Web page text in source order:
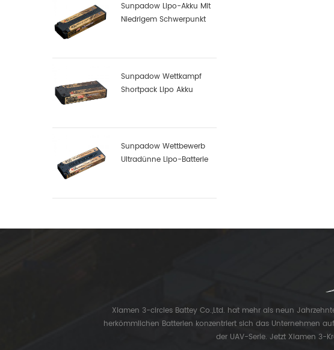
Sunpadow Lipo-Akku Mit
Niedrigem Schwerpunkt
Sunpadow Wettkampf
Shortpack Lipo Akku
Sunpadow Wettbewerb
Ultradünne Lipo-Batterie
Xiamen 3-circles Battey Co.,Ltd. hat mehr als neun
herkömmlichen Batterien konzentriert sich das Unternehmen
der UAV-Serie. Jetzt Xiamen 3-